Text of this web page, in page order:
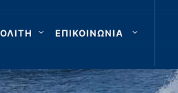
ΕΠΙΚΟΙΝΩΝΙΑ